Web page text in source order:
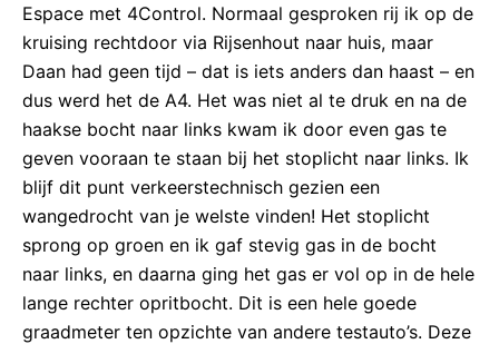
Espace met 4Control. Normaal gesproken rij ik op de
kruising rechtdoor via Rijsenhout naar huis, maar
Daan had geen tijd – dat is iets anders dan haast – en
dus werd het de A4. Het was niet al te druk en na de
haakse bocht naar links kwam ik door even gas te
geven vooraan te staan bij het stoplicht naar links. Ik
blijf dit punt verkeerstechnisch gezien een
wangedrocht van je welste vinden! Het stoplicht
sprong op groen en ik gaf stevig gas in de bocht
naar links, en daarna ging het gas er vol op in de hele
lange rechter opritbocht. Dit is een hele goede
graadmeter ten opzichte van andere testauto’s. Deze